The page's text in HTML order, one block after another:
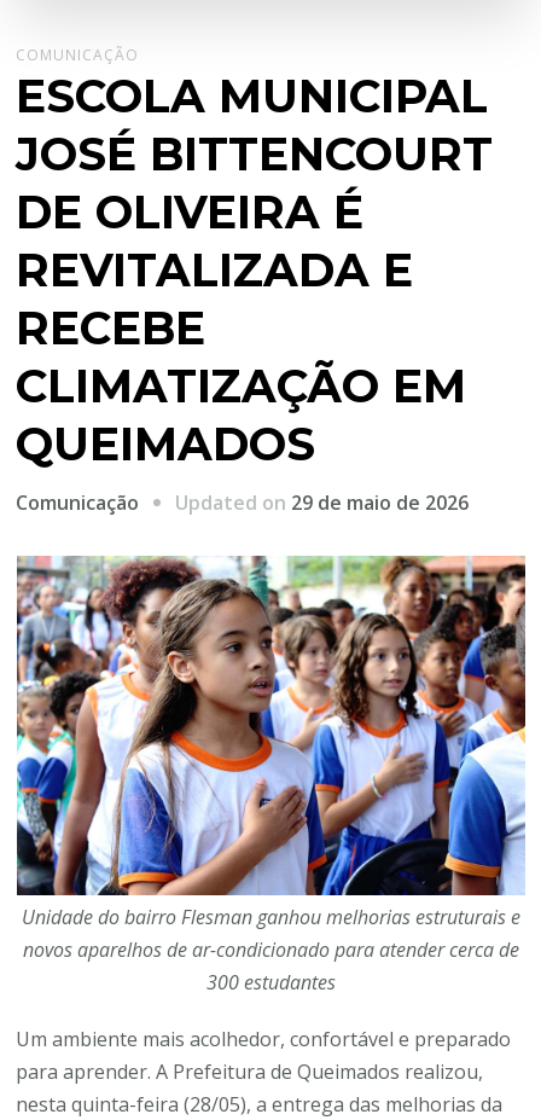
COMUNICAÇÃO
ESCOLA MUNICIPAL
JOSÉ BITTENCOURT
DE OLIVEIRA É
REVITALIZADA E
RECEBE
CLIMATIZAÇÃO EM
QUEIMADOS
Comunicação Updated on 29 de maio de 2026
Unidade do bairro Flesman ganhou melhorias estruturais e
novos aparelhos de ar-condicionado para atender cerca de
300 estudantes
Um ambiente mais acolhedor, confortável e preparado
para aprender. A Prefeitura de Queimados realizou,
nesta quinta-feira (28/05), a entrega das melhorias da